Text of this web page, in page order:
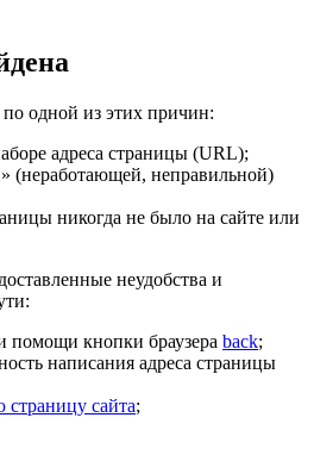
одной из этих причин:
адреса страницы (URL);
(неработающей, неправильной)
никогда не было на сайте или
неудобства и
помощи кнопки браузера back;
написания адреса страницы
страницу сайта;